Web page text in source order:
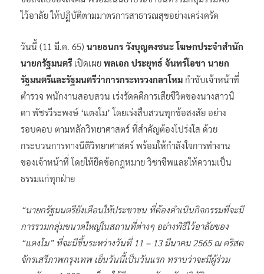
คดี“กรณีแตงโม” รอบด้าน อย่างโปร่งใส ตรงไปตรงมา เพื่อตอบ
ข้อสงสัยของสังคม พร้อมเน้นย้ำประชาชนที่รวมกลุ่มร่วมพิธี
ไว้อาลัย ให้ปฏิบัติตามมาตรการสาธารณสุขอย่างเคร่งครัด
วันนี้ (11 มี.ค. 65)
นายธนกร วังบุญคงชนะ โฆษกประจำสำนัก
นายกรัฐมนตรีเปิดเผย
พลเอก ประยุทธ์ จันทร์โอชา นายก
รัฐมนตรีและรัฐมนตรีว่าการกระทรวงกลาโหม
ตำรวจ พนักงานสอบสวน เร่งรัดคดีการเสียชีวิตของนางสาวนิ
ดา พัชรวีระพงษ์ ‘แตงโม’ โดยเร่งสืบสวนทุกข้อสงสัย อย่าง
รอบคอบ ตามหลักวิทยาศาสตร์ ที่สำคัญต้องโปร่งใส ด้วย
กระบวนการทางนิติวิทยาศาสตร์ พร้อมให้กำลังใจการทำงาน
ของเจ้าหน้าที่ โดยให้ยึดข้อกฎหมาย วิชาชีพและให้ความเป็น
ธรรมแก่ทุกฝ่าย
“นายกรัฐมนตรียังเตือนให้ประชาชน ที่ต้องดำเนินกิจกรรมที่จะมี
การรวมกลุ่มขนาดใหญ่ในสถานที่ต่างๆ อย่างพิธีไว้อาลัยของ
“แตงโม” ที่จะมีขึ้นระหว่างวันที่ 11 – 13 มีนาคม 2565 ณ คริสต